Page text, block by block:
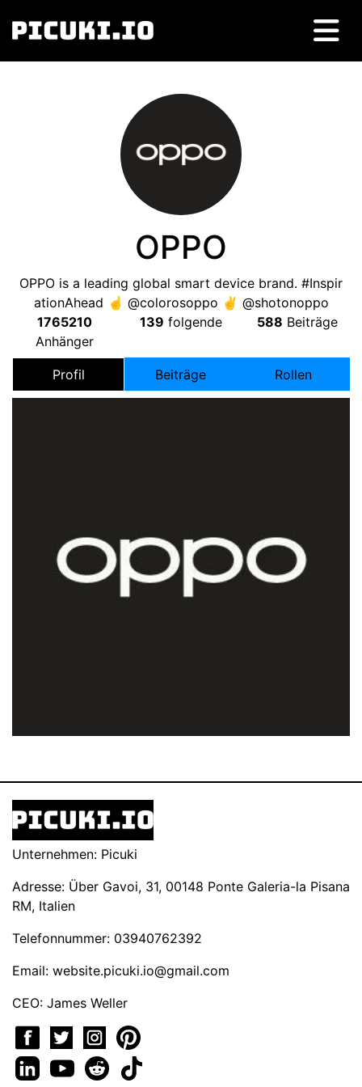
OPPO
OPPO is a leading global smart device brand. #Inspir
ationAhead ☝️ @colorosoppo ✌️ @shotonoppo
1765210
Anhänger
139 folgende 588 Beiträge
Profil Beiträge Rollen
Unternehmen: Picuki
Adresse: Über Gavoi, 31, 00148 Ponte Galeria-la Pisana
RM, Italien
Telefonnummer: 03940762392
Email: website.picuki.io@gmail.com
CEO: James Weller